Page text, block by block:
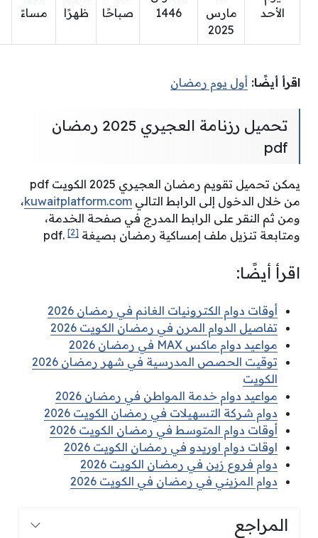
الأحد
مارس
2025
1446
صباحًا
ظهرًا
مساءً
اقرأ أيضًا: أول يوم رمضان
تحميل رزنامة العجيري 2025 رمضان
pdf
يمكن تحميل تقويم رمضان العجيري 2025 الكويت pdf
من خلال الدخول إلى الرابط التالي kuwaitplatform.com،
ومن ثم النقر على الرابط المدرج في صفحة الخدمة،
ومتابعة تنزيل ملف إمساكية رمضان بصيغة pdf. [2]
اقرأ أيضًا:
أوقات دوام الكترونيات الغانم في رمضان 2026
تفاصيل الدوام المرن في رمضان الكويت 2026
مواعيد دوام ماكس MAX في رمضان 2026
توقيت الحصص المدرسية في شهر رمضان 2026
الكويت
مواعيد دوام خدمة المواطن في رمضان 2026
دوام شركة التسهيلات في رمضان الكويت 2026
أوقات دوام المتوسط في رمضان الكويت 2026
اوقات دوام اوريدو في رمضان الكويت 2026
دوام فروع زين في رمضان الكويت 2026
دوام المزيني في رمضان في الكويت 2026
المراجع